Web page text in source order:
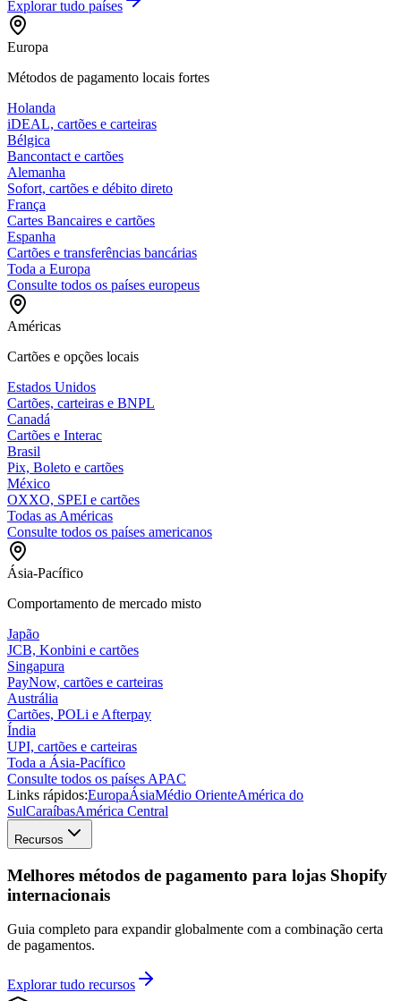
Explorar tudo países
Europa
Métodos de pagamento locais fortes
Holanda
iDEAL, cartões e carteiras
Bélgica
Bancontact e cartões
Alemanha
Sofort, cartões e débito direto
França
Cartes Bancaires e cartões
Espanha
Cartões e transferências bancárias
Toda a Europa
Consulte todos os países europeus
Américas
Cartões e opções locais
Estados Unidos
Cartões, carteiras e BNPL
Canadá
Cartões e Interac
Brasil
Pix, Boleto e cartões
México
OXXO, SPEI e cartões
Todas as Américas
Consulte todos os países americanos
Ásia-Pacífico
Comportamento de mercado misto
Japão
JCB, Konbini e cartões
Singapura
PayNow, cartões e carteiras
Austrália
Cartões, POLi e Afterpay
Índia
UPI, cartões e carteiras
Toda a Ásia-Pacífico
Consulte todos os países APAC
Links rápidos:EuropaÁsiaMédio OrienteAmérica do
SulCaraíbasAmérica Central
Recursos
Melhores métodos de pagamento para lojas Shopify
internacionais
Guia completo para expandir globalmente com a combinação certa
de pagamentos.
Explorar tudo recursos